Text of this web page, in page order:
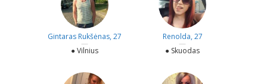
Gintaras Rukšėnas, 27
—
● Vilnius
Renolda, 27
—
● Skuodas